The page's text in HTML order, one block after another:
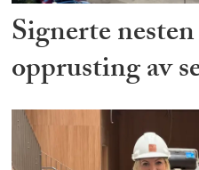
Signerte
opprusting av